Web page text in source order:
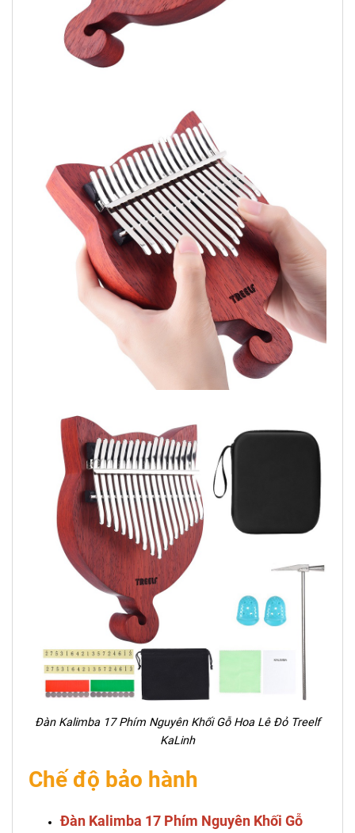
Đàn Kalimba 17 Phím Nguyên Khối Gỗ Hoa Lê Đỏ Treelf
KaLinh
Chế độ bảo hành
Đàn Kalimba 17 Phím Nguyên Khối Gỗ